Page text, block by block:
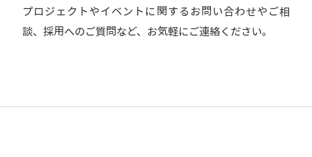
プロジェクトやイベントに関するお問い合わせやご相
談、採用へのご質問など、お気軽にご連絡ください。